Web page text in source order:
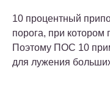
10 процентный
порога, при котором
Поэтому ПОС 10
для лужения